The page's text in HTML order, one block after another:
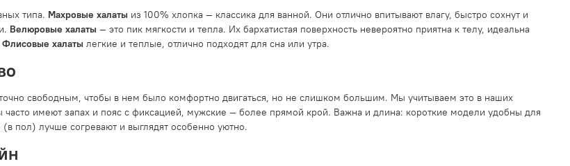
типа. Махровые халаты из 100% хлопка — классика для ванной. Они отлично впитывают влагу, быстро сохнут и
Велюровые халаты — это пик мягкости и тепла. Их бархатистая поверхность невероятно приятна к телу, идеальна
Флисовые халаты легкие и теплые, отлично подходят для сна или утра.
свободным, чтобы в нем было комфортно двигаться, но не слишком большим. Мы учитываем это в наших
имеют запах и пояс с фиксацией, мужские — более прямой крой. Важна и длина: короткие модели удобны для
пол) лучше согревают и выглядят особенно уютно.